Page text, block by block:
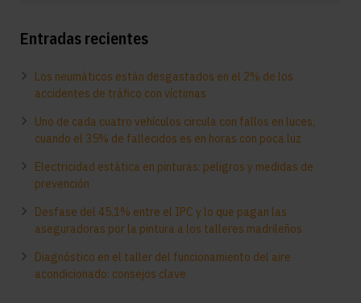
Entradas recientes
Los neumáticos están desgastados en el 2% de los
accidentes de tráfico con víctimas
Uno de cada cuatro vehículos circula con fallos en luces,
cuando el 35% de fallecidos es en horas con poca luz
Electricidad estática en pinturas: peligros y medidas de
prevención
Desfase del 45,1% entre el IPC y lo que pagan las
aseguradoras por la pintura a los talleres madrileños
Diagnóstico en el taller del funcionamiento del aire
acondicionado: consejos clave